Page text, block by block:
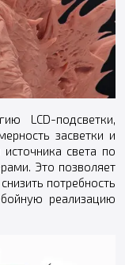
LCD-подсветки,
засветки и
света по
Это позволяет
потребность
реализацию